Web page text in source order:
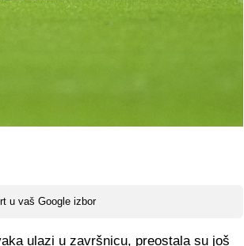
u vaš Google izbor
ulazi u završnicu, preostala su još